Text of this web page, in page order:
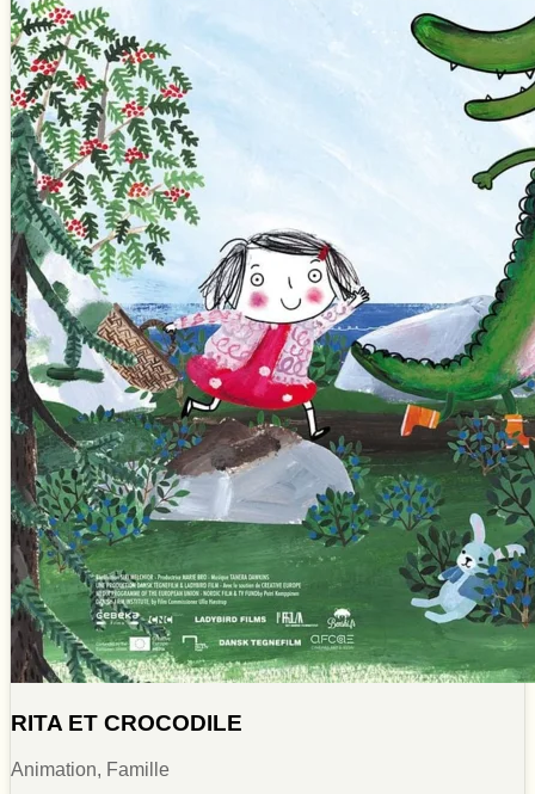
RITA ET CROCODILE
Animation, Famille